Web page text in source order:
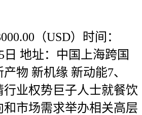
（USD）时间：
日 地址：中国上海跨国
物 新机缘 新动能7、
行业权势巨子人士就餐饮
市场需求举办相关高层